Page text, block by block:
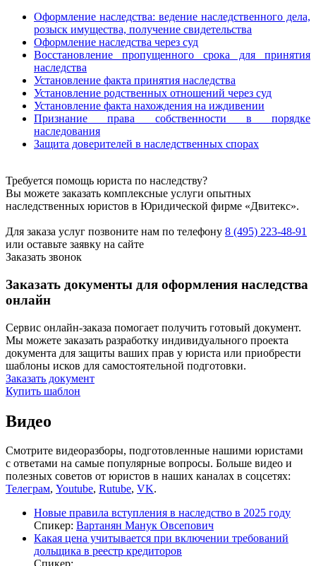
Оформление наследства: ведение наследственного дела,
розыск имущества, получение свидетельства
Оформление наследства через суд
Восстановление пропущенного срока для принятия
наследства
Установление факта принятия наследства
Установление родственных отношений через суд
Установление факта нахождения на иждивении
Признание права собственности в порядке
наследования
Защита доверителей в наследственных спорах
Требуется помощь юриста по наследству?
Вы можете заказать комплексные услуги опытных
наследственных юристов в Юридической фирме «Двитекс».
Для заказа услуг позвоните нам по телефону 8 (495) 223-48-91
или оставьте заявку на сайте
Заказать звонок
Заказать документы для оформления наследства
онлайн
Сервис онлайн-заказа помогает получить готовый документ.
Мы можете заказать разработку индивидуального проекта
документа для защиты ваших прав у юриста или приобрести
шаблоны исков для самостоятельной подготовки.
Заказать документ
Купить шаблон
Видео
Смотрите видеоразборы, подготовленные нашими юристами
с ответами на самые популярные вопросы. Больше видео и
полезных советов от юристов в наших каналах в соцсетях:
Телеграм, Youtube, Rutube, VK.
Новые правила вступления в наследство в 2025 году
Спикер: Вартанян Манук Овсепович
Какая цена учитывается при включении требований
дольщика в реестр кредиторов